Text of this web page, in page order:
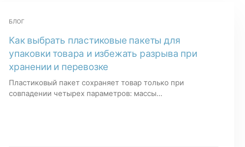
БЛОГ
Как выбрать пластиковые пакеты для
упаковки товара и избежать разрыва при
хранении и перевозке
Пластиковый пакет сохраняет товар только при
совпадении четырех параметров: массы...